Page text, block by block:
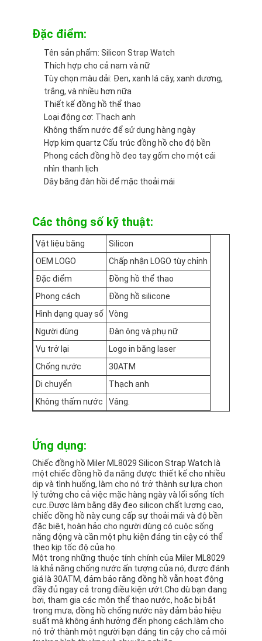
Đồng hồ đeo tay thạch anh
Đồng hồ Quartz dây da
Đồng hồ dây thừng thép không gỉ
Đồng hồ dây silicon
Đồng hồ thạch anh
Đồng hồ thạch anh
Đồng hồ thể thao kỹ thuật số
Chiếc đồng hồ kiểu dáng
Chiếc đồng hồ đeo tay trẻ em
Bộ phận phụ tùng đồng hồ
Linh kiện dây đồng hồ
Đặc điểm:
Tên sản phẩm: Silicon Strap Watch
Thích hợp cho cả nam và nữ
Tùy chọn màu dải: Đen, xanh lá cây, xanh dương,
trắng, và nhiều hơn nữa
Thiết kế đồng hồ thể thao
Loại động cơ: Thạch anh
Không thấm nước để sử dụng hàng ngày
Hợp kim quartz Cấu trúc đồng hồ cho độ bền
Phong cách đồng hồ đeo tay gốm cho một cái
nhìn thanh lịch
Dây băng đàn hồi để mặc thoải mái
Các thông số kỹ thuật:
Vật liệu băng
Silicon
OEM LOGO
Chấp nhận LOGO tùy chỉnh
Đặc điểm
Đồng hồ thể thao
Phong cách
Đồng hồ silicone
Hình dạng quay số
Vòng
Người dùng
Đàn ông và phụ nữ
Vụ trở lại
Logo in bằng laser
Chống nước
30ATM
Di chuyển
Thạch anh
Không thấm nước
Vâng.
Ứng dụng:
Chiếc đồng hồ Miler ML8029 Silicon Strap Watch là
một chiếc đồng hồ đa năng được thiết kế cho nhiều
dịp và tình huống, làm cho nó trở thành sự lựa chọn
lý tưởng cho cả việc mặc hàng ngày và lối sống tích
cực.Được làm bằng dây đeo silicon chất lượng cao,
chiếc đồng hồ này cung cấp sự thoải mái và độ bền
đặc biệt, hoàn hảo cho người dùng có cuộc sống
năng động và cần một phụ kiện đáng tin cậy có thể
theo kịp tốc độ của họ.
Một trong những thuộc tính chính của Miler ML8029
là khả năng chống nước ấn tượng của nó, được đánh
giá là 30ATM, đảm bảo rằng đồng hồ vẫn hoạt động
đầy đủ ngay cả trong điều kiện ướt.Cho dù bạn đang
bơi, tham gia các môn thể thao nước, hoặc bị bắt
trong mưa, đồng hồ chống nước này đảm bảo hiệu
suất mà không ảnh hưởng đến phong cách.làm cho
nó trở thành một người bạn đáng tin cậy cho cả môi